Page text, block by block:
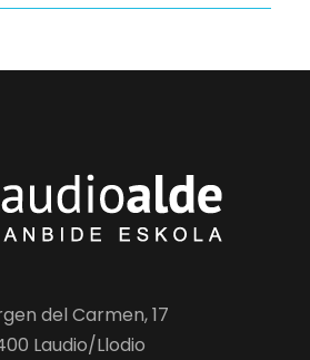
del Carmen, 17
Laudio/Llodio